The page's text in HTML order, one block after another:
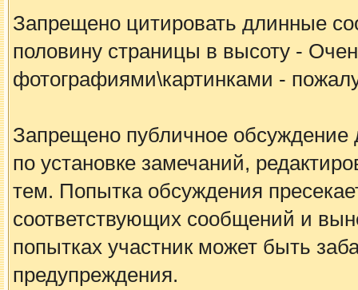
Запрещено цитировать длинные
половину страницы в высоту -
фотографиями\картинками -
Запрещено публичное обсуждение
по установке замечаний,
тем. Попытка обсуждения
соответствующих сообщений и
попытках участник может быть
предупреждения.